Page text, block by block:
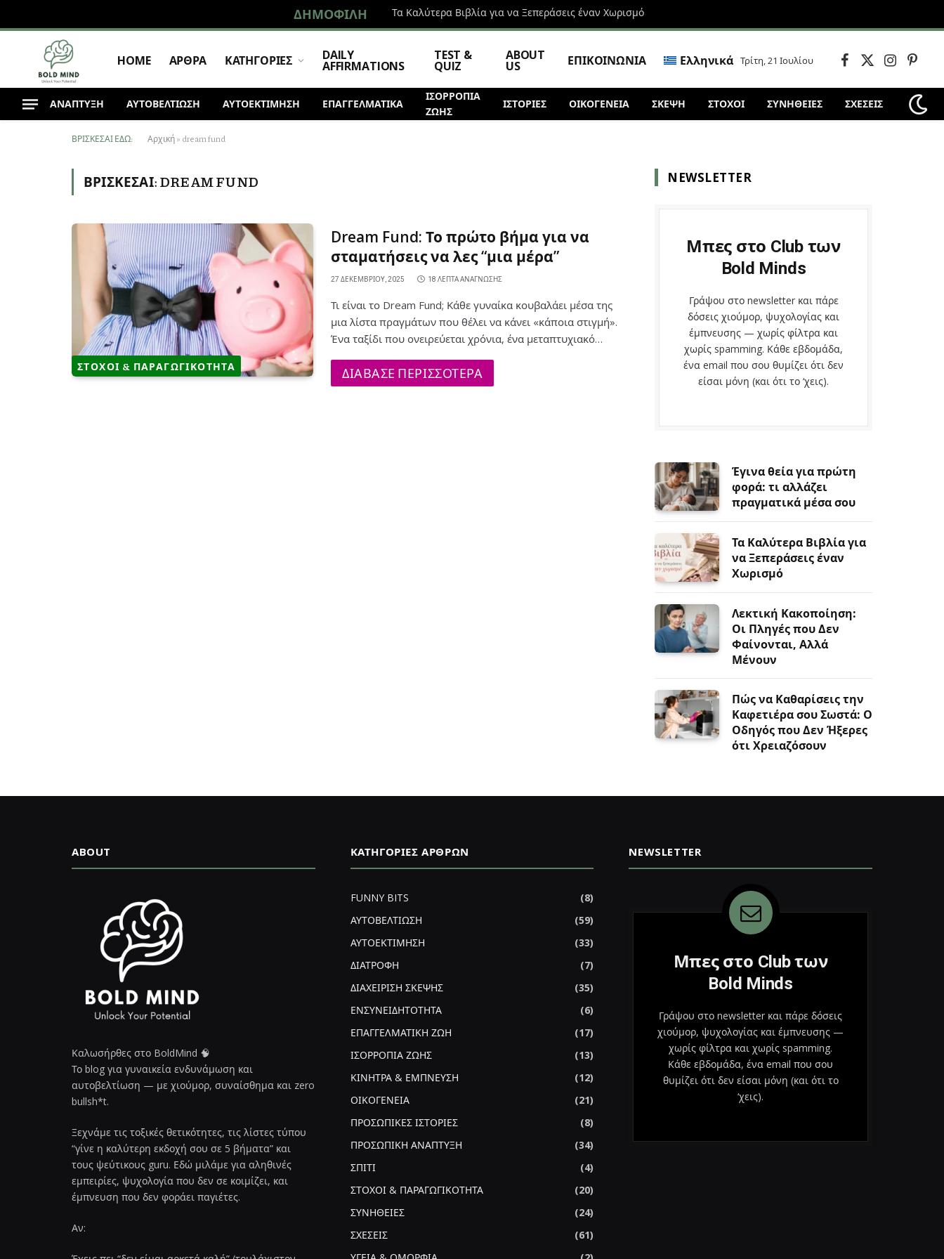
ΔΗΜΟΦΙΛΉ Τα Καλύτερα Βιβλία για να Ξεπεράσεις έναν Χωρισμό
HOME ΑΡΘΡΑ ΚΑΤΗΓΟΡΙΕΣ DAILY
AFFIRMATIONS
TEST &
QUIZ
ABOUT
US ΕΠΙΚΟΙΝΩΝΙΑ Ελληνικά Τρίτη, 21 Ιουλίου Facebook
X
Instagram
ΑΝΆΠΤΥΞΗ ΑΥΤΟΒΕΛΤΙΩΣΗ ΑΥΤΟΕΚΤΙΜΗΣΗ ΕΠΑΓΓΕΛΜΑΤΙΚΆ
ΙΣΟΡΡΟΠΙΑ
ΖΩΗΣ
ΙΣΤΟΡΊΕΣ ΟΙΚΟΓΕΝΕΙΑ ΣΚΈΨΗ ΣΤΌΧΟΙ ΣΥΝΗΘΕΙΕΣ ΣΧΕΣΕΙΣ
ΒΡΊΣΚΕΣΑΙ ΕΔΏ: Αρχική» dream fund
ΒΡΊΣΚΕΣΑΙ:DREAM FUND
ΣΤΟΧΟΙ & ΠΑΡΑΓΩΓΙΚΟΤΗΤΑ
Dream Fund: Το πρώτο βήμα για να
σταματήσεις να λες “μια μέρα”
27 ΔΕΚΕΜΒΡΊΟΥ, 2025 18 ΛΕΠΤΆ ΑΝΆΓΝΩΣΗΣ
Τι είναι το Dream Fund; Κάθε γυναίκα κουβαλάει μέσα της
μια λίστα πραγμάτων που θέλει να κάνει «κάποια στιγμή».
Ένα ταξίδι που ονειρεύεται χρόνια, ένα μεταπτυχιακό…
ΔΙΑΒΑΣΕ ΠΕΡΙΣΣΟΤΕΡΑ
NEWSLETTER
Μπες στο Club των
Bold Minds
Γράψου στο newsletter και πάρε
δόσεις χιούμορ, ψυχολογίας και
έμπνευσης — χωρίς φίλτρα και
χωρίς spamming. Κάθε εβδομάδα,
ένα email που σου θυμίζει ότι δεν
είσαι μόνη (και ότι το ‘χεις).
Έγινα θεία για πρώτη
φορά: τι αλλάζει
πραγματικά μέσα σου
Τα Καλύτερα Βιβλία για
να Ξεπεράσεις έναν
Χωρισμό
Λεκτική Κακοποίηση:
Οι Πληγές που Δεν
Φαίνονται, Αλλά
Μένουν
Πώς να Καθαρίσεις την
Καφετιέρα σου Σωστά: Ο
Οδηγός που Δεν Ήξερες
ότι Χρειαζόσουν
ABOUT
Καλωσήρθες στο BoldMind 🧠
Το blog για γυναικεία ενδυνάμωση και
αυτοβελτίωση — με χιούμορ, συναίσθημα και zero
bullsh*t.
Ξεχνάμε τις τοξικές θετικότητες, τις λίστες τύπου
“γίνε η καλύτερη εκδοχή σου σε 5 βήματα” και
τους ψεύτικους guru. Εδώ μιλάμε για αληθινές
εμπειρίες, ψυχολογία που δεν σε κοιμίζει, και
έμπνευση που δεν φοράει παγιέτες.
Αν:
ΚΑΤΗΓΟΡΊΕΣ ΆΡΘΡΩΝ
FUNNY BITS
(8)
ΑΥΤΟΒΕΛΤΙΩΣΗ
(59)
ΑΥΤΟΕΚΤΙΜΗΣΗ
(33)
ΔΙΑΤΡΟΦΗ
(7)
ΔΙΑΧΕΙΡΙΣΗ ΣΚΕΨΗΣ
(35)
ΕΝΣΥΝΕΙΔΗΤΟΤΗΤΑ
(6)
ΕΠΑΓΓΕΛΜΑΤΙΚΗ ΖΩΗ
(17)
ΙΣΟΡΡΟΠΙΑ ΖΩΗΣ
(13)
ΚΙΝΗΤΡΑ & ΕΜΠΝΕΥΣΗ
(12)
ΟΙΚΟΓΕΝΕΙΑ
(21)
ΠΡΟΣΩΠΙΚΕΣ ΙΣΤΟΡΙΕΣ
(8)
ΠΡΟΣΩΠΙΚΗ ΑΝΑΠΤΥΞΗ
(34)
ΣΠΙΤΙ
(4)
ΣΤΟΧΟΙ & ΠΑΡΑΓΩΓΙΚΟΤΗΤΑ
(20)
ΣΥΝΗΘΕΙΕΣ
(24)
ΣΧΕΣΕΙΣ
(61)
NEWSLETTER
Μπες στο Club των
Bold Minds
Γράψου στο newsletter και πάρε δόσεις
χιούμορ, ψυχολογίας και έμπνευσης —
χωρίς φίλτρα και χωρίς spamming.
Κάθε εβδομάδα, ένα email που σου
θυμίζει ότι δεν είσαι μόνη (και ότι το
‘χεις).